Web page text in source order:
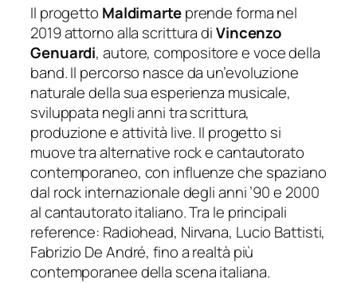
Il progetto Maldimarteprende forma nel
2019 attorno alla scrittura diVincenzo
Genuardi, autore, compositore e voce della
band. Il percorso nasce da un’evoluzione
naturale della sua esperienza musicale,
sviluppata negli anni tra scrittura,
produzione e attività live. Il progetto si
muove tra alternative rock e cantautorato
contemporaneo, con influenze che spaziano
dal rock internazionale degli anni ’90 e 2000
al cantautorato italiano. Tra le principali
reference: Radiohead, Nirvana, Lucio Battisti,
Fabrizio De André, fino a realtà più
contemporanee della scena italiana.